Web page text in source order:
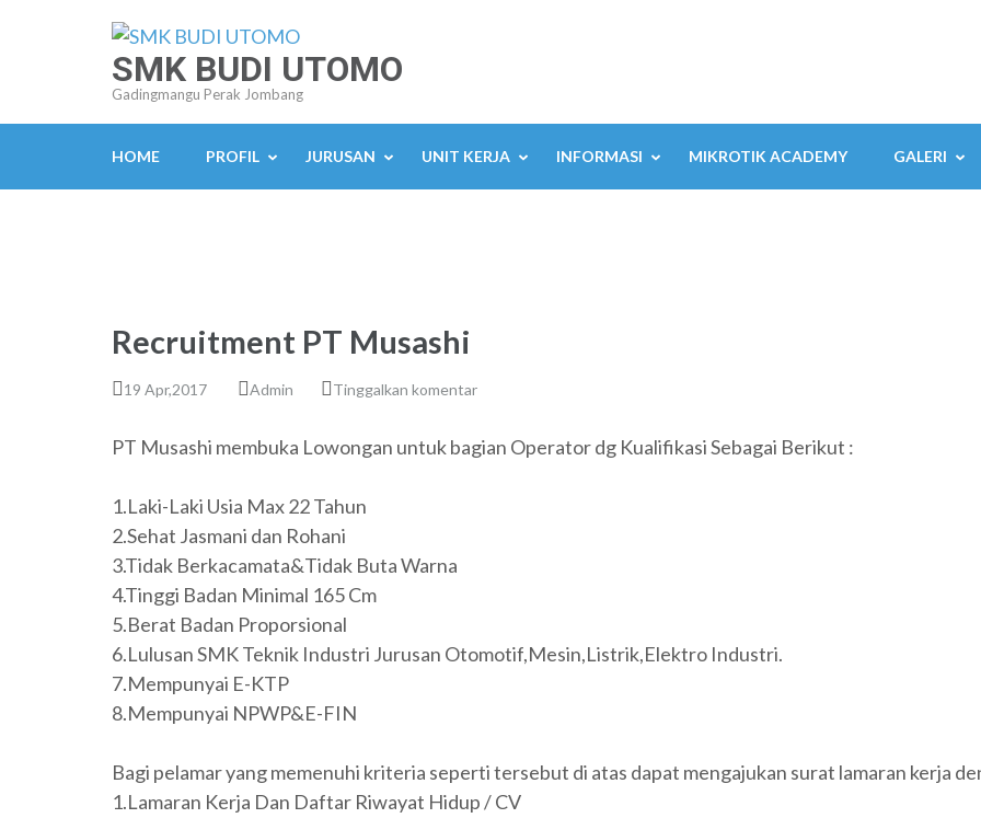
Enter)
SMK BUDI UTOMO
Gadingmangu Perak Jombang
HOME PROFIL JURUSAN UNIT KERJA INFORMASI MIKROTIK ACADEMY GALERI
Recruitment PT Musashi
19 Apr,2017 Admin Tinggalkan komentar
PT Musashi membuka Lowongan untuk bagian Operator dg Kualifikasi Sebagai Berikut :
1.Laki-Laki Usia Max 22 Tahun
2.Sehat Jasmani dan Rohani
3.Tidak Berkacamata&Tidak Buta Warna
4.Tinggi Badan Minimal 165 Cm
5.Berat Badan Proporsional
6.Lulusan SMK Teknik Industri Jurusan Otomotif,Mesin,Listrik,Elektro Industri.
7.Mempunyai E-KTP
8.Mempunyai NPWP&E-FIN
Bagi pelamar yang memenuhi kriteria seperti tersebut di atas dapat mengajukan surat lamaran kerja
1.Lamaran Kerja Dan Daftar Riwayat Hidup / CV